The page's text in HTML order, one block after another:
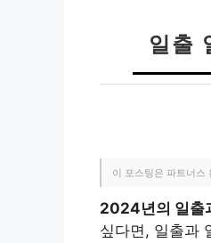
일출
이 포스팅은 파트너스
2024년의 일출
싶다면, 일출과